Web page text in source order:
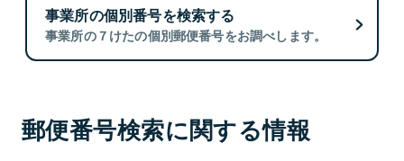
事業所の個別番号を検索する
事業所の７けたの個別郵便番号をお調べします。
郵便番号検索に関する情報